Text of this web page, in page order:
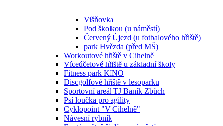
Višňovka
Pod školkou (u náměstí)
Červený Újezd (u fotbalového hřiště)
park Hvězda (před MŠ)
Workoutové hřiště v Cihelně
Víceúčelové hřiště u základní školy
Fitness park KINO
Discgolfové hřiště v lesoparku
Sportovní areál TJ Baník Zbůch
Psí loučka pro agility
Cyklopoint "V Cihelně"
Návesní rybník